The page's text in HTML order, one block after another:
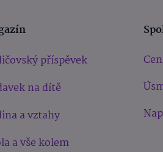
příspěvek
na dítě
a vztahy
a vše kolem